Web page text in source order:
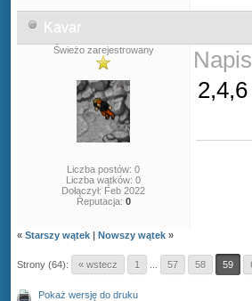
Kavar
Świeżo zarejestrowany
Liczba postów: 0
Liczba wątków: 0
Dołączył: Feb 2022
Reputacja: 0
« Starszy wątek | Nowszy wątek »
Strony (64): « wstecz 1 57 58 59
Pokaż wersję do druku